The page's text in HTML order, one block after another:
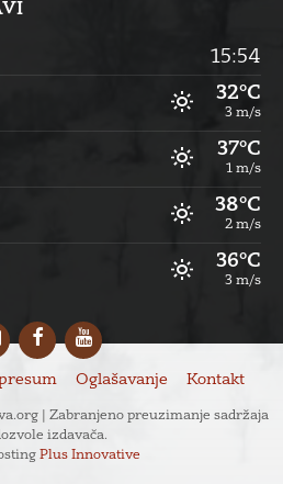
15:54
32°C
3 m/s
37°C
1 m/s
38°C
2 m/s
36°C
3 m/s
EmailFacebookYouTube
Oglašavanje Kontakt
| Zabranjeno preuzimanje sadržaja
izdavača.
Plus Innovative